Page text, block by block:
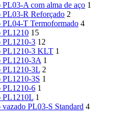
PL03-A com alma de aço 1
PL03-R Reforçado 2
PL04-T Termoformado 4
PL1210 15
PL1210-3 12
PL1210-3 KLT 1
PL1210-3A 1
PL1210-3L 2
PL1210-3S 1
PL1210-6 1
PL1210L 1
vazado PL03-S Standard 4